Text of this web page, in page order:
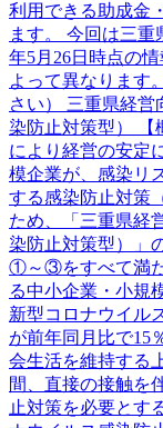
利用できる助成金
ます。 今回は三
年5月26日時点の
よって異なります
さい） 三重県経
染防止対策型） 【
により経営の安定
模企業が、感染リ
する感染防止対策
ため、「三重県経
染防止対策型）」
①～③をすべて満
る中小企業・小規
新型コロナウイル
が前年同月比で15
会生活を維持する
間、直接の接触を
止対策を必要とす